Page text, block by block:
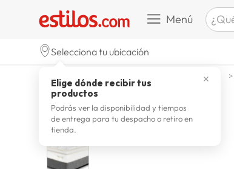
Menú ¿Qué
Selecciona tu ubicación
✕
Elige dónde recibir tus
productos
Podrás ver la disponibilidad y tiempos
de entrega para tu despacho o retiro en
tienda.
juego de dormitorio